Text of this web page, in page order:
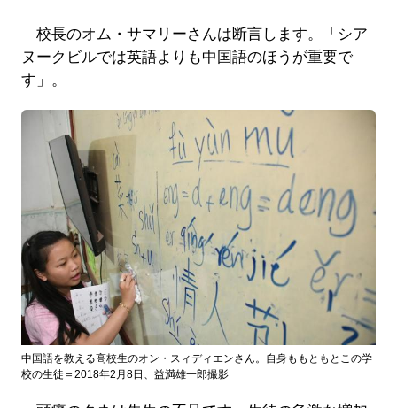
校長のオム・サマリーさんは断言します。「シア
ヌークビルでは英語よりも中国語のほうが重要で
す」。
中国語を教える高校生のオン・スィディエンさん。自身ももともとこの学
校の生徒＝2018年2月8日、益満雄一郎撮影